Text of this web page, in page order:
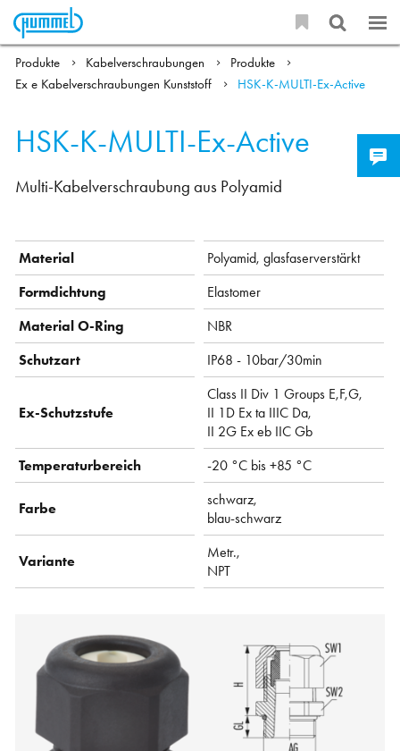
Produkte Kabelverschraubungen
Produkte
Ex e Kabelverschraubungen Kunststoff
HSK-K-MULTI-Ex-Active
HSK-K-MULTI-Ex-Active
Multi-Kabelverschraubung aus Polyamid
Material
Polyamid, glasfaserverstärkt
Formdichtung
Elastomer
Material O-Ring
NBR
Schutzart
IP68 - 10bar/30min
Ex-Schutzstufe
Class II Div 1 Groups E,F,G,
II 1D Ex ta IIIC Da,
II 2G Ex eb IIC Gb
Temperaturbereich
-20 °C bis +85 °C
Farbe
schwarz,
blau-schwarz
Variante
Metr.,
NPT